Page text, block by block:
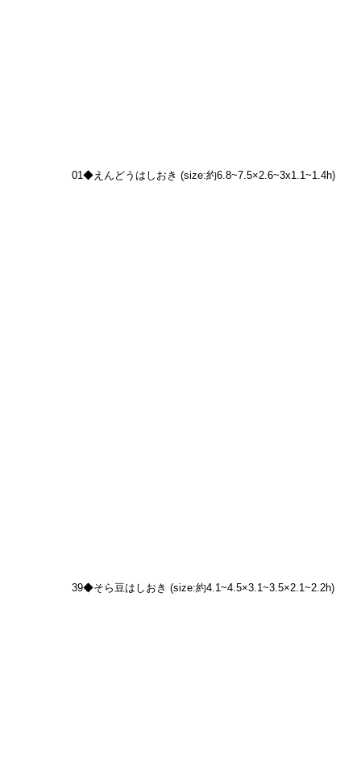
01◆えんどうはしおき (size:約6.8~7.5×2.6~3x1.1~1.4h)
39◆そら豆はしおき (size:約4.1~4.5×3.1~3.5×2.1~2.2h)